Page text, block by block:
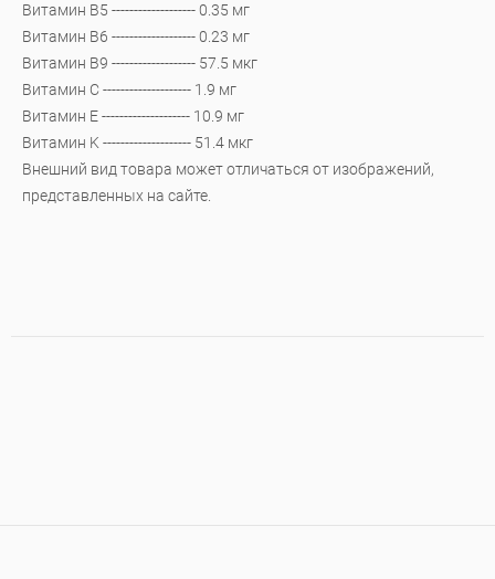
Витамин В5 ------------------- 0.35 мг
Витамин В6 ------------------- 0.23 мг
Витамин В9 ------------------- 57.5 мкг
Витамин C -------------------- 1.9 мг
Витамин E -------------------- 10.9 мг
Витамин K -------------------- 51.4 мкг
Внешний вид товара может отличаться от изображений,
представленных на сайте.